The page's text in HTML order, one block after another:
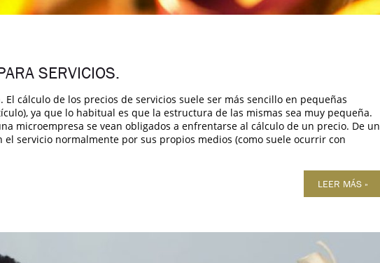
SERVICIOS.
El cálculo de los precios de servicios suele ser más sencillo en pequeñas
ya que lo habitual es que la estructura de las mismas sea muy pequeña.
microempresa se vean obligados a enfrentarse al cálculo de un precio. De un
servicio normalmente por sus propios medios (como suele ocurrir con
LEER MÁS »